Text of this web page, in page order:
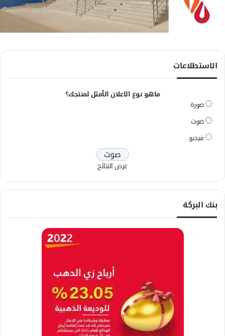
الاستطلاعات
ماهو نوع الاعلان الأمثل لمنتجك؟
صورة
صوت
فيديو
عرض النتائج
بنك البركة